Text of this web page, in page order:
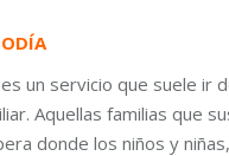
un servicio que suele ir
Aquellas familias que
donde los niños y